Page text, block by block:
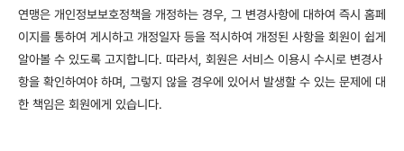
연맹은 개인정보보호정책을 개정하는 경우, 그 변경사항에 대하여 즉시 홈페
이지를 통하여 게시하고 개정일자 등을 적시하여 개정된 사항을 회원이 쉽게
알아볼 수 있도록 고지합니다. 따라서, 회원은 서비스 이용시 수시로 변경사
항을 확인하여야 하며, 그렇지 않을 경우에 있어서 발생할 수 있는 문제에 대
한 책임은 회원에게 있습니다.